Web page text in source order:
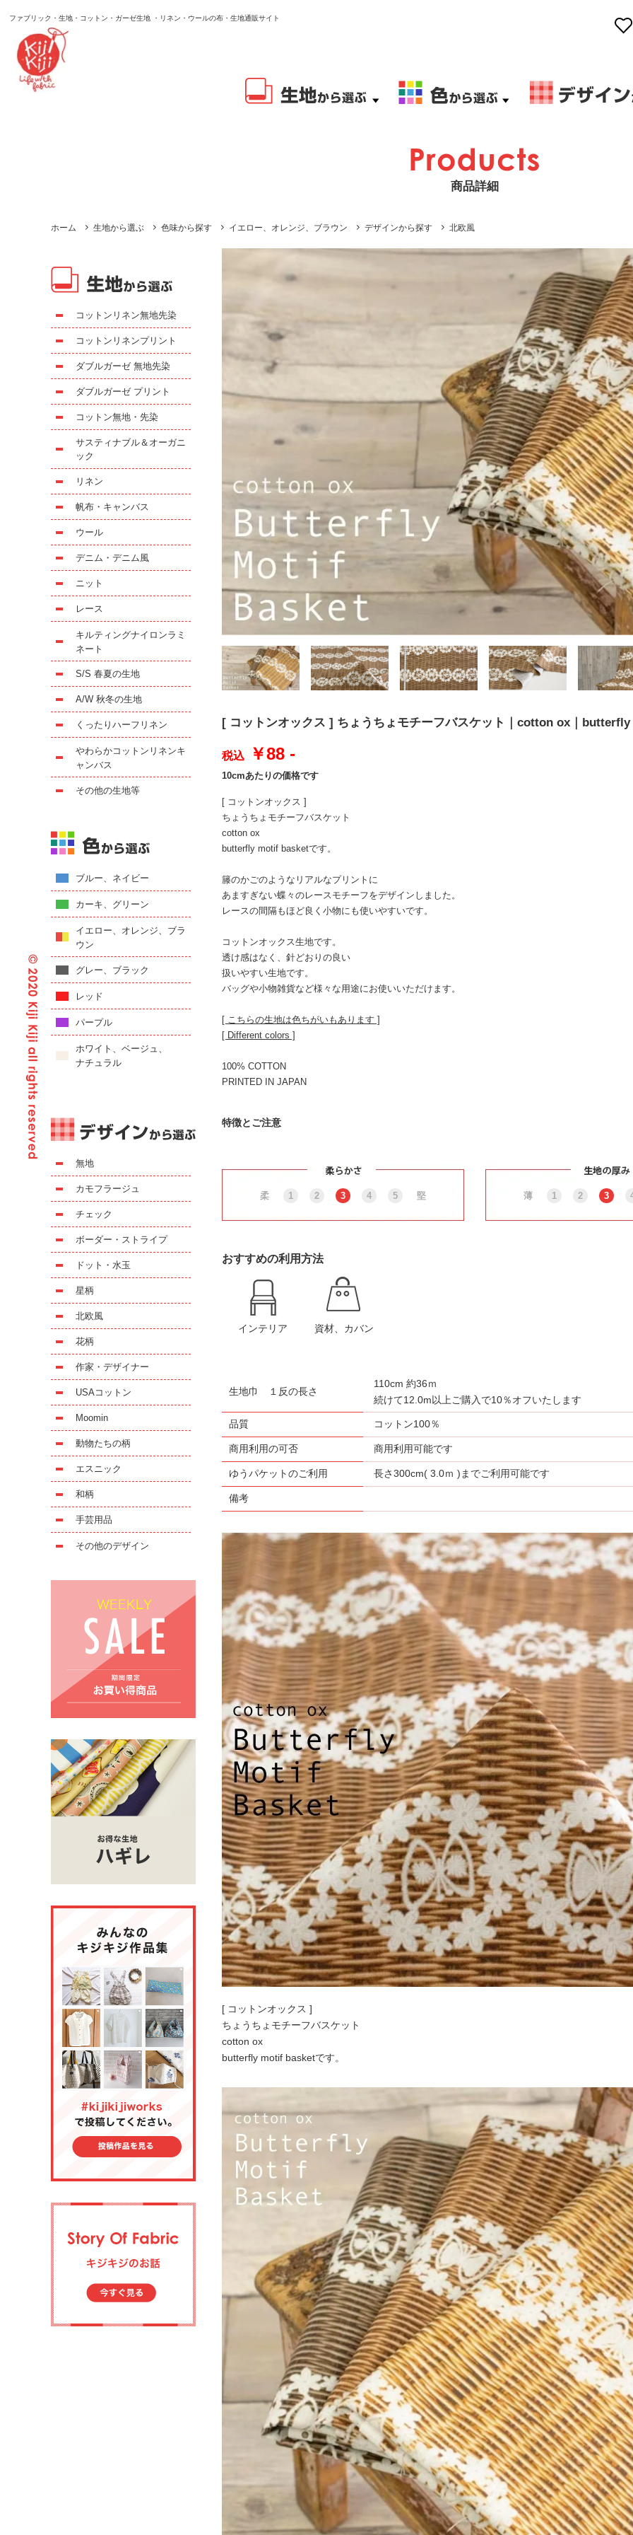
ファブリック・生地・コットン・ガーゼ生地 ・リネン・ウールの布・生地通販サイト
商品詳細
ホーム 生地から選ぶ 色味から探す イエロー、オレンジ、ブラウン デザインから探す 北欧風
[ コットンオックス ] ちょうちょモチーフバスケット｜cotton ox｜
税込 ￥88 -
10cmあたりの価格です
[ コットンオックス ]
ちょうちょモチーフバスケット
cotton ox
butterfly motif basketです。
籐のかごのようなリアルなプリントに
あますぎない蝶々のレースモチーフをデザインしました。
レースの間隔もほど良く小物にも使いやすいです。
コットンオックス生地です。
透け感はなく、針どおりの良い
扱いやすい生地です。
バッグや小物雑貨など様々な用途にお使いいただけます。
[ こちらの生地は色ちがいもあります ]
[ Different colors ]
100% COTTON
PRINTED IN JAPAN
特徴とご注意
柔 1 2 3 4 5 堅 薄 1 2 3
おすすめの利用方法
インテリア 資材、カバン
生地巾 １反の長さ
110cm 約36ｍ
続けて12.0m以上ご購入で10％オフいたします
品質 コットン100％
商用利用の可否 商用利用可能です
ゆうパケットのご利用 長さ300cm( 3.0ｍ )までご利用可能です
備考
[ コットンオックス ]
ちょうちょモチーフバスケット
cotton ox
butterfly motif basketです。
コットンリネン無地先染
コットンリネンプリント
ダブルガーゼ 無地先染
ダブルガーゼ プリント
コットン無地・先染
サスティナブル＆オーガニ
ック
リネン
帆布・キャンバス
ウール
デニム・デニム風
ニット
レース
キルティングナイロンラミ
ネート
S/S 春夏の生地
A/W 秋冬の生地
くったりハーフリネン
やわらかコットンリネンキ
ャンバス
その他の生地等
ブルー、ネイビー
カーキ、グリーン
イエロー、オレンジ、ブラ
ウン
グレー、ブラック
レッド
パープル
ホワイト、ベージュ、
ナチュラル
無地
カモフラージュ
チェック
ボーダー・ストライプ
ドット・水玉
星柄
北欧風
花柄
作家・デザイナー
USAコットン
Moomin
動物たちの柄
エスニック
和柄
手芸用品
その他のデザイン